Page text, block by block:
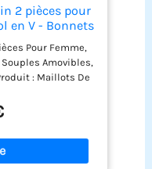
claire et
la pour
Ne pas
d'eau de Javel.
repasser ni
ces
vous
à prolonger la
vie de votre
2 pièces pour
en V - Bonnets
Bohemia,
Pour Femme,
Souples Amovibles,
: Maillots De